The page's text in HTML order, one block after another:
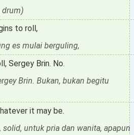
drum)
to roll,
es mulai berguling,
Sergey Brin. No.
Brin. Bukan, bukan begitu
it may be.
solid, untuk pria dan wanita, apapun